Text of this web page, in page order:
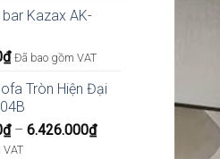
bar Kazax AK-
₫ Đã bao gồm VAT
Tròn Hiện Đại
₫ – 6.426.000₫Khoảng